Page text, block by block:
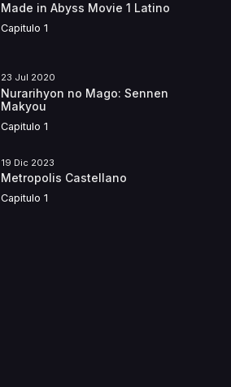
Made in Abyss Movie 1 Latino
Capitulo 1
23 Jul 2020
Nurarihyon no Mago: Sennen
Makyou
Capitulo 1
19 Dic 2023
Metropolis Castellano
Capitulo 1